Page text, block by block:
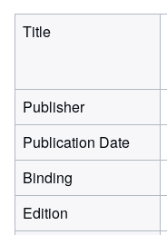
Title
Publisher
Publication Date
Binding
Edition